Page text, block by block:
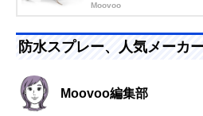
Moovoo
防水スプレー、人気メーカ
Moovoo編集部